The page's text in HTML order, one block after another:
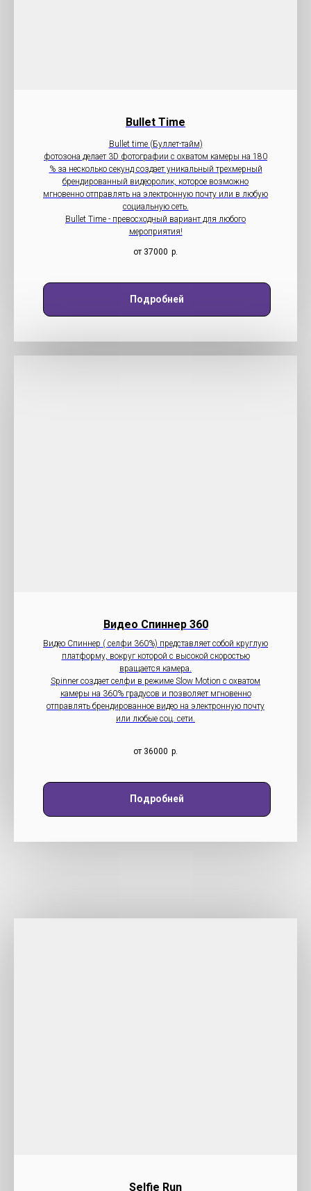
Bullet Time
Bullet time (Буллет-тайм)
фотозона делает 3D фотографии с охватом камеры на 180
% за несколько секунд создает уникальный трехмерный
брендированный видеоролик, которое возможно
мгновенно отправлять на электронную почту или в любую
социальную сеть.
Bullet Time - превосходный вариант для любого
мероприятия!
от 37000 р.
Подробней
Видео Cпиннер 360
Видео Спиннер ( селфи 360%) представляет собой круглую
платформу, вокруг которой с высокой скоростью
вращается камера.
Spinner создает селфи в режиме Slow Motion с охватом
камеры на 360% градусов и позволяет мгновенно
отправлять брендированное видео на электронную почту
или любые соц. сети.
от 36000 р.
Подробней
Selfie Run